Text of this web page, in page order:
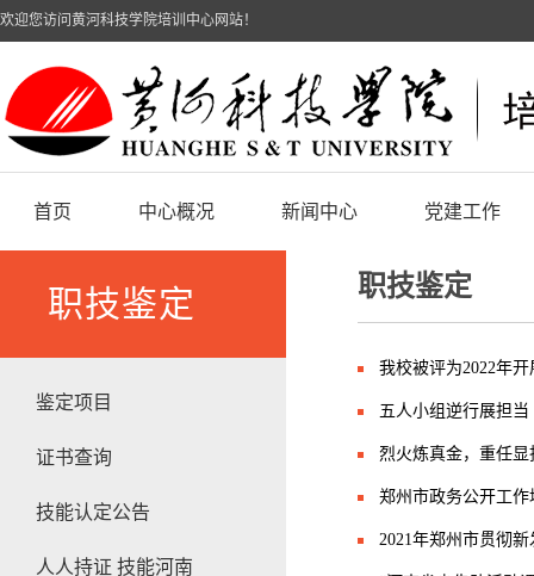
欢迎您访问黄河科技学院培训中心网站！
首页 中心概况 新闻中心 党建工作
职技鉴定
鉴定项目
证书查询
技能认定公告
人人持证 技能河南
职技鉴定
我校被评为2022年
五人小组逆行展担
烈火炼真金，重任
郑州市政务公开工
2021年郑州市贯彻